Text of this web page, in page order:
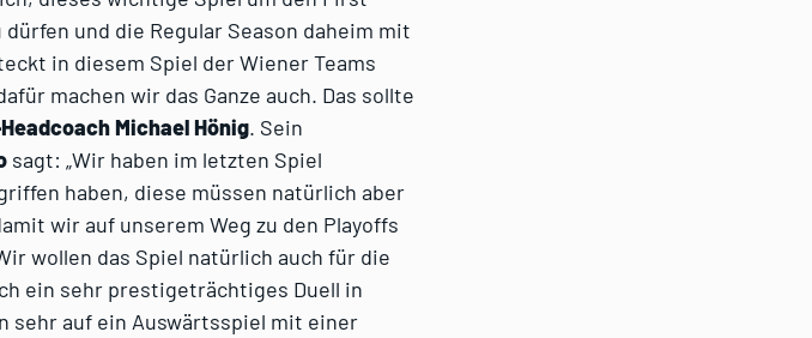
und die Regular Season daheim mit
in diesem Spiel der Wiener Teams
machen wir das Ganze auch. Das sollte
Michael Hönig. Sein
sagt: „Wir haben im letzten Spiel
haben, diese müssen natürlich aber
wir auf unserem Weg zu den Playoffs
wollen das Spiel natürlich auch für die
ein sehr prestigeträchtiges Duell in
sehr auf ein Auswärtsspiel mit einer